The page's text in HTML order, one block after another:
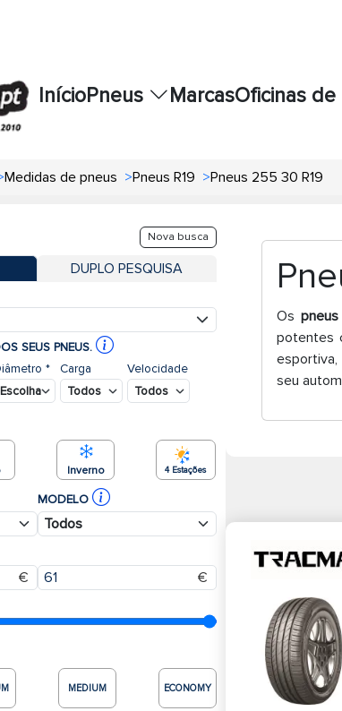
InícioPneus MarcasOficinas de
Medidas de pneus >Pneus R19 >Pneus 255 30 R19
Nova busca
DUPLO PESQUISA
SEUS PNEUS.
Diâmetro * Carga Velocidade
Inverno 4 Estações
MODELO
€ €
MEDIUM ECONOMY
Os
potentes
seu